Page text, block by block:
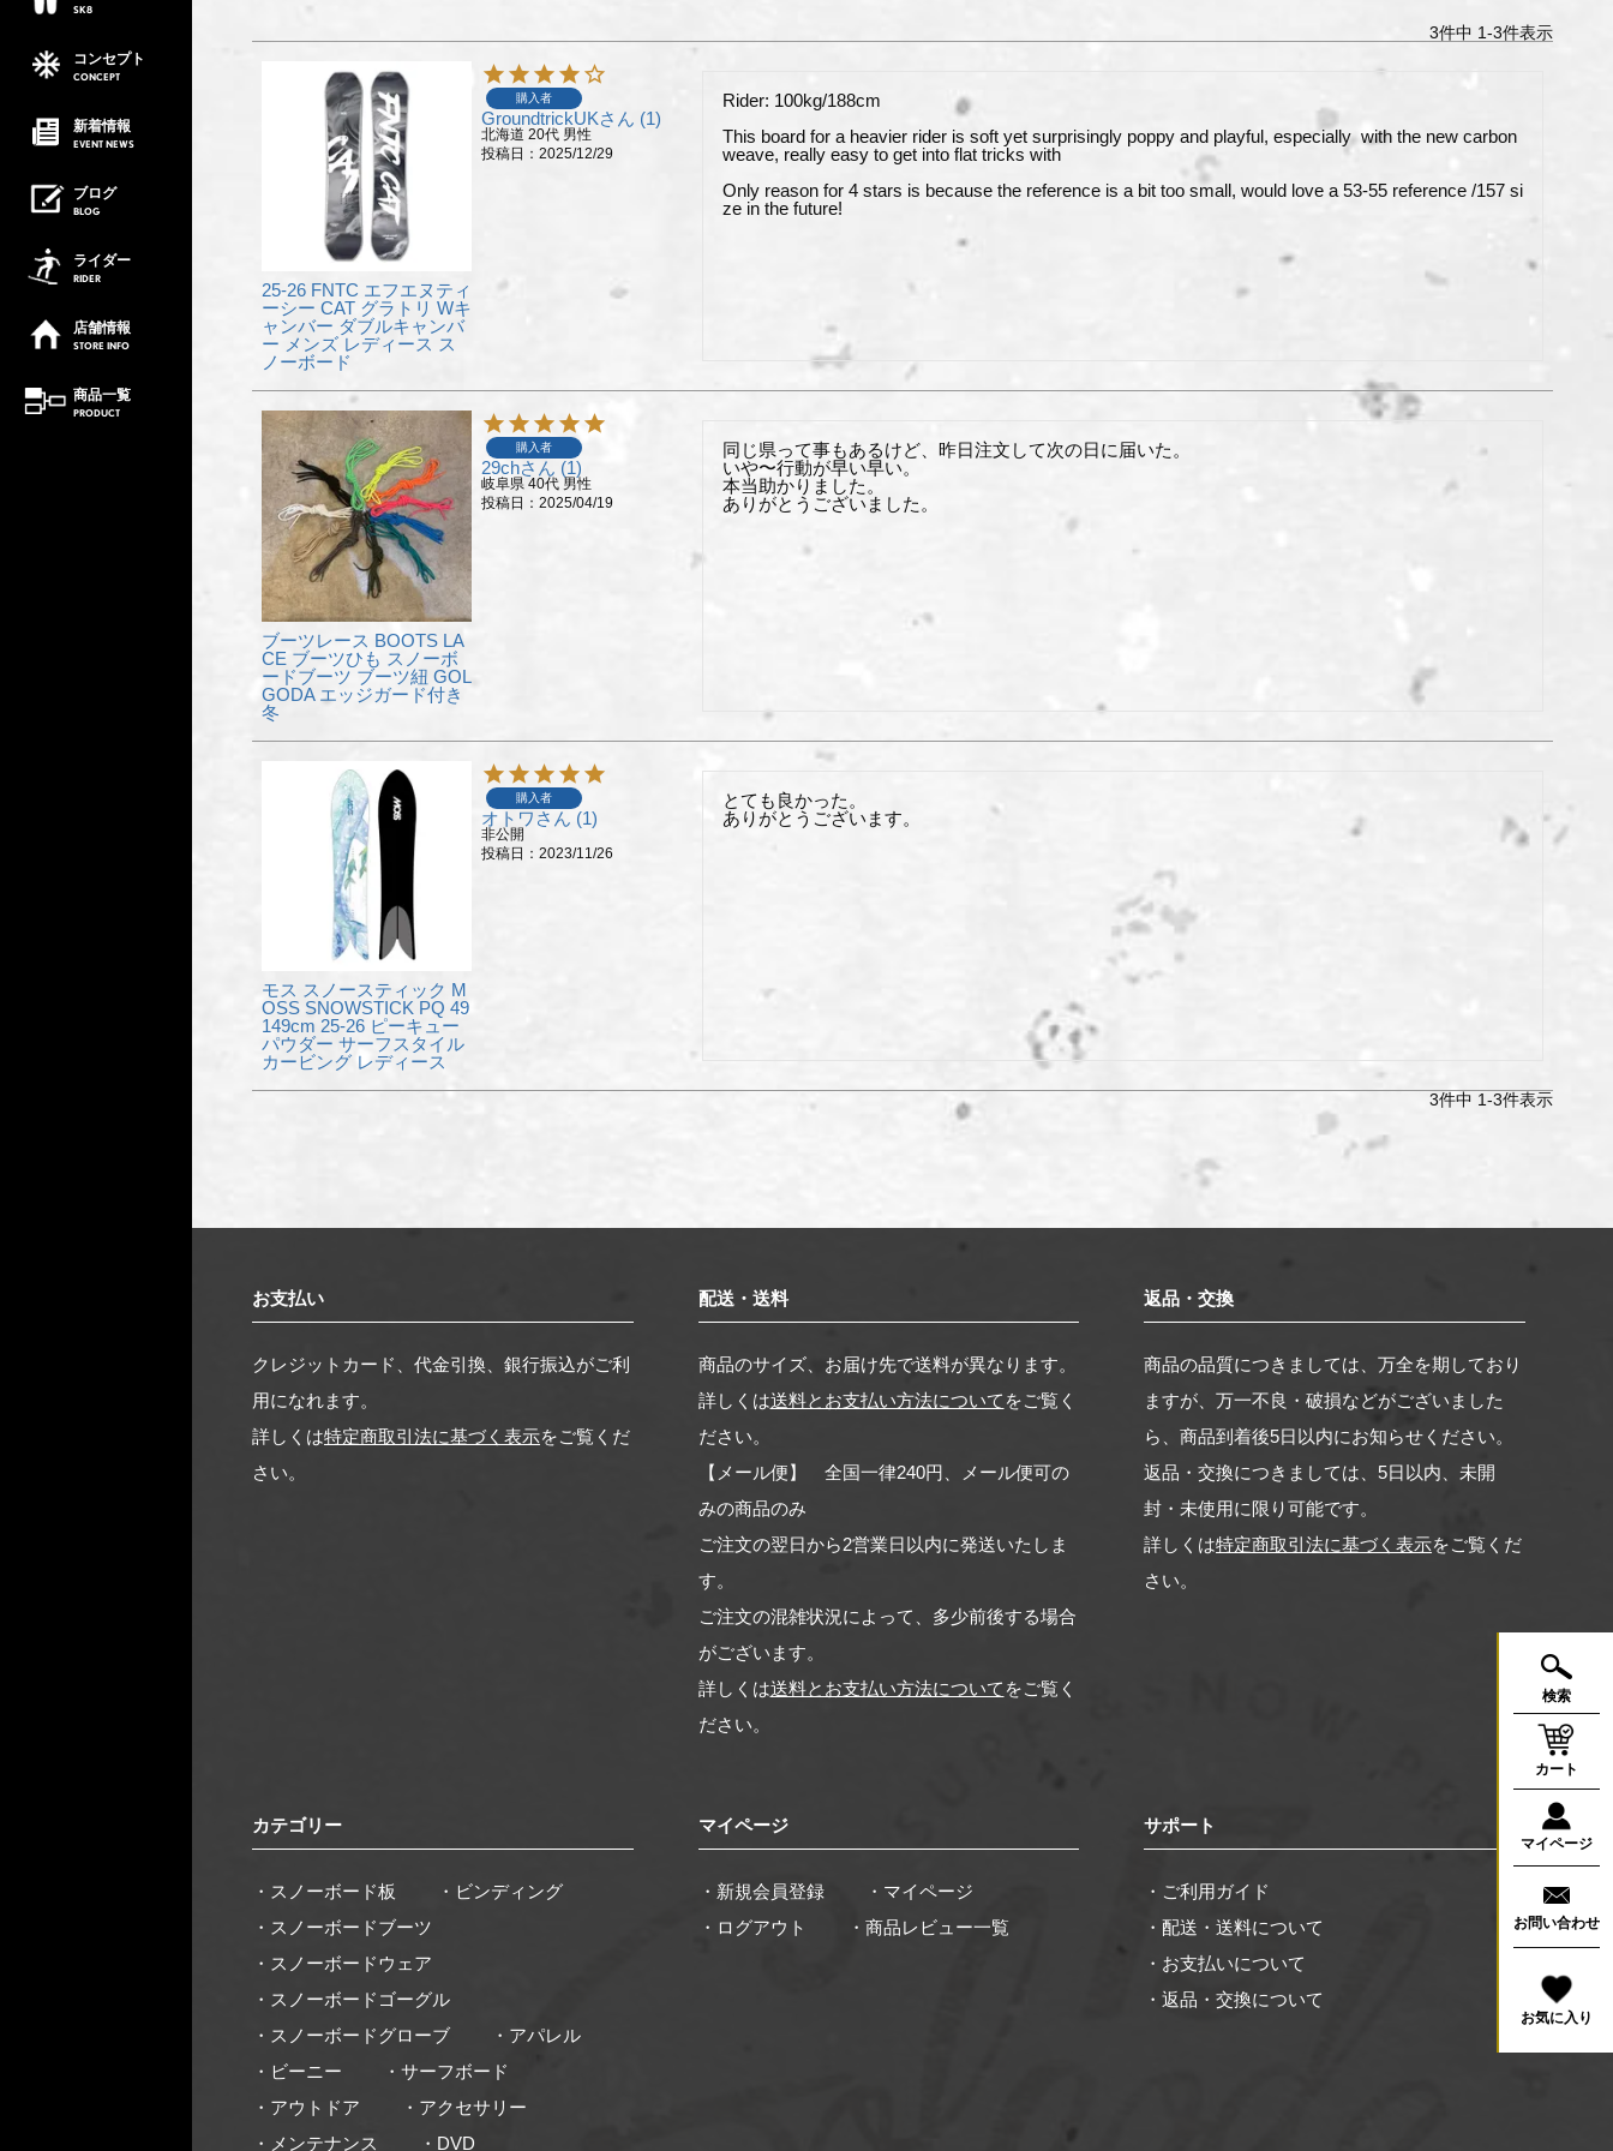
SK8
コンセプト
CONCEPT
新着情報
EVENT NEWS
ブログ
BLOG
ライダー
RIDER
店舗情報
STORE INFO
商品一覧
PRODUCT
3件中 1-3件表示
25-26 FNTC エフエヌティ
ーシー CAT グラトリ Wキ
ャンバー ダブルキャンバ
ー メンズ レディース ス
ノーボード
購入者
GroundtrickUK 1
北海道 20代 男性
投稿日
2025/12/29
Rider: 100kg/188cm
This board for a heavier rider is soft yet surprisingly poppy and playful, especially  with the new carbon
weave, really easy to get into flat tricks with
Only reason for 4 stars is because the reference is a bit too small, would love a 53-55 reference /157 si
ze in the future!
ブーツレース BOOTS LA
CE ブーツひも スノーボ
ードブーツ ブーツ紐 GOL
GODA エッジガード付き
冬
購入者
29ch 1
岐阜県 40代 男性
投稿日
2025/04/19
同じ県って事もあるけど、昨日注文して次の日に届いた。
いや〜行動が早い早い。
本当助かりました。
ありがとうございました。
モス スノースティック M
OSS SNOWSTICK PQ 49
149cm 25-26 ピーキュー
パウダー サーフスタイル
カービング レディース
購入者
オトワ 1
非公開
投稿日
2023/11/26
とても良かった。
ありがとうございます。
3件中 1-3件表示
お支払い
クレジットカード、代金引換、銀行振込がご利
用になれます。
詳しくは特定商取引法に基づく表示をご覧くだ
さい。
配送・送料
商品のサイズ、お届け先で送料が異なります。
詳しくは送料とお支払い方法について をご覧く
ださい。
【メール便】 全国一律240円、メール便可の
みの商品のみ
ご注文の翌日から2営業日以内に発送いたしま
す。
ご注文の混雑状況によって、多少前後する場合
がございます。
詳しくは送料とお支払い方法について をご覧く
ださい。
返品・交換
商品の品質につきましては、万全を期しており
ますが、万一不良・破損などがございました
ら、商品到着後5日以内にお知らせください。
返品・交換につきましては、5日以内、未開
封・未使用に限り可能です。
詳しくは特定商取引法に基づく表示をご覧くだ
さい。
カテゴリー
・スノーボード板
・ビンディング
・スノーボードブーツ
・スノーボードウェア
・スノーボードゴーグル
・スノーボードグローブ
・アパレル
・ビーニー
・サーフボード
・アウトドア
・アクセサリー
・メンテナンス
・DVD
マイページ
・新規会員登録
・マイページ
・ログアウト
・商品レビュー一覧
サポート
・ご利用ガイド
・配送・送料について
・お支払いについて
・返品・交換について
検索
カート
マイページ
お問い合わせ
お気に入り